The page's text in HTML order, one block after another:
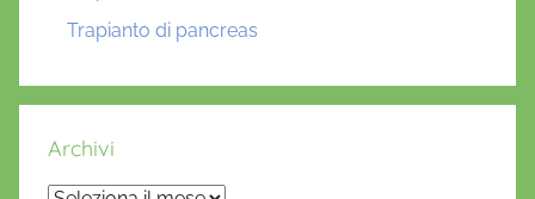
Trapianto di pancreas
Archivi